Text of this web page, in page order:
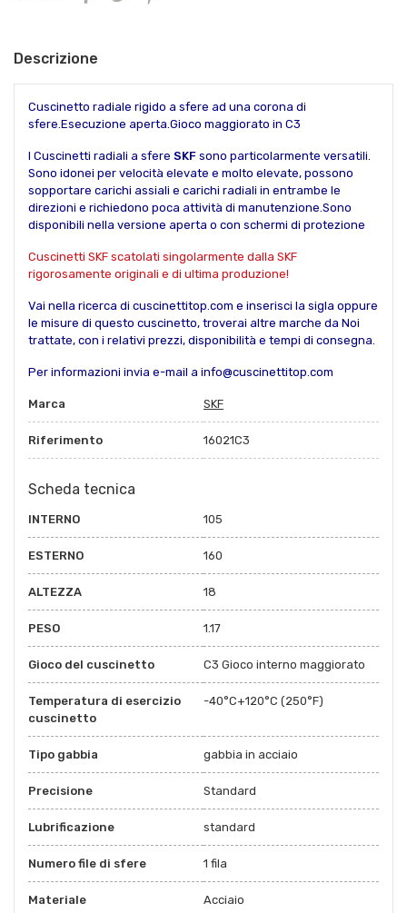
Descrizione
Cuscinetto radiale rigido a sfere ad una corona di
sfere.Esecuzione aperta.Gioco maggiorato in C3
I Cuscinetti radiali a sfere SKF sono particolarmente versatili.
Sono idonei per velocità elevate e molto elevate, possono
sopportare carichi assiali e carichi radiali in entrambe le
direzioni e richiedono poca attività di manutenzione.Sono
disponibili nella versione aperta o con schermi di protezione
Cuscinetti SKF scatolati singolarmente dalla SKF
rigorosamente originali e di ultima produzione!
Vai nella ricerca di cuscinettitop.com e inserisci la sigla oppure
le misure di questo cuscinetto, troverai altre marche da Noi
trattate, con i relativi prezzi, disponibilità e tempi di consegna.
Per informazioni invia e-mail a info@cuscinettitop.com
Marca SKF
Riferimento 16021C3
Scheda tecnica
INTERNO 105
ESTERNO 160
ALTEZZA 18
PESO 1.17
Gioco del cuscinetto C3 Gioco interno maggiorato
Temperatura di esercizio
cuscinetto
-40°C+120°C (250°F)
Tipo gabbia gabbia in acciaio
Precisione Standard
Lubrificazione standard
Numero file di sfere 1 fila
Materiale Acciaio